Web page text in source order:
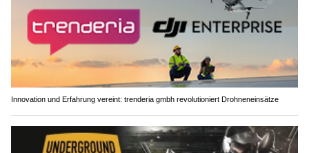
Innovation und Erfahrung vereint: trenderia gmbh revolutioniert Drohneneinsätze